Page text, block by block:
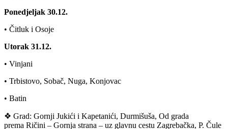
Ponedjeljak 30.12.
• Čitluk i Osoje
Utorak 31.12.
• Vinjani
• Trbistovo, Sobač, Nuga, Konjovac
• Batin
❖ Grad: Gornji Jukići i Kapetanići, Durmišuša, Od grada
prema Ričini – Gornja strana – uz glavnu cestu Zagrebačka, P. Čule